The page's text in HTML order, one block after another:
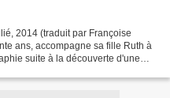
2014 (traduit par Françoise
ans, accompagne sa fille Ruth à
suite à la découverte d'une